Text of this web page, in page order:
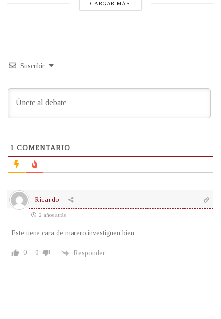
CARGAR MÁS
Suscribir
1 COMENTARIO
Ricardo
2 años atrás
Este tiene cara de marero,investiguen bien
0 0 Responder